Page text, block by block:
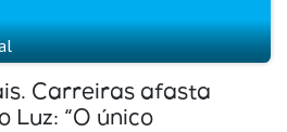
Carreiras afasta
Luz: “O único